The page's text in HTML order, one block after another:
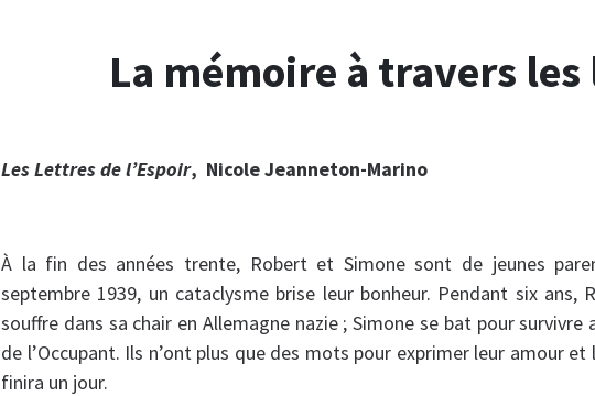
La mémoire à travers
Les Lettres de l’Espoir, Nicole Jeanneton-Marino
À la fin des années trente, Robert et Simone sont de jeunes
septembre 1939, un cataclysme brise leur bonheur. Pendant six ans,
souffre dans sa chair en Allemagne nazie ; Simone se bat pour
de l’Occupant. Ils n’ont plus que des mots pour exprimer leur amour et
finira un jour.